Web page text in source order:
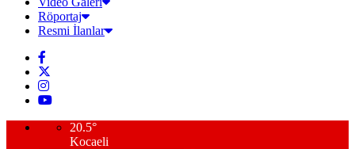
Röportaj
Resmi İlanlar
20.5°
Kocaeli